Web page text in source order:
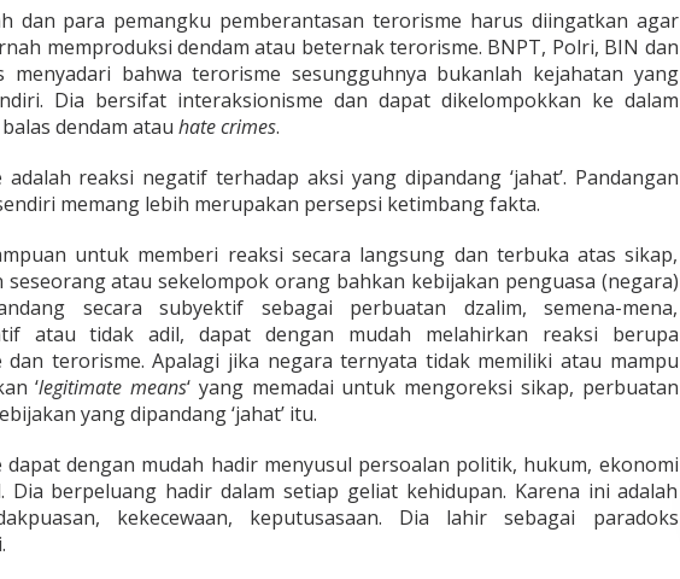
r
k
D
dan para pemangku pemberantasan terorisme harus diingatkan agar
memproduksi dendam atau beternak terorisme. BNPT, Polri, BIN dan
menyadari bahwa terorisme sesungguhnya bukanlah kejahatan yang
Dia bersifat interaksionisme dan dapat dikelompokkan ke dalam
dendam atau hate crimes.
adalah reaksi negatif terhadap aksi yang dipandang ‘jahat’. Pandangan
memang lebih merupakan persepsi ketimbang fakta.
untuk memberi reaksi secara langsung dan terbuka atas sikap,
seseorang atau sekelompok orang bahkan kebijakan penguasa (negara)
secara subyektif sebagai perbuatan dzalim, semena-mena,
atau tidak adil, dapat dengan mudah melahirkan reaksi berupa
dan terorisme. Apalagi jika negara ternyata tidak memiliki atau mampu
‘legitimate means‘ yang memadai untuk mengoreksi sikap, perbuatan
yang dipandang ‘jahat’ itu.
dapat dengan mudah hadir menyusul persoalan politik, hukum, ekonomi
Dia berpeluang hadir dalam setiap geliat kehidupan. Karena ini adalah
kekecewaan, keputusasaan. Dia lahir sebagai paradoks